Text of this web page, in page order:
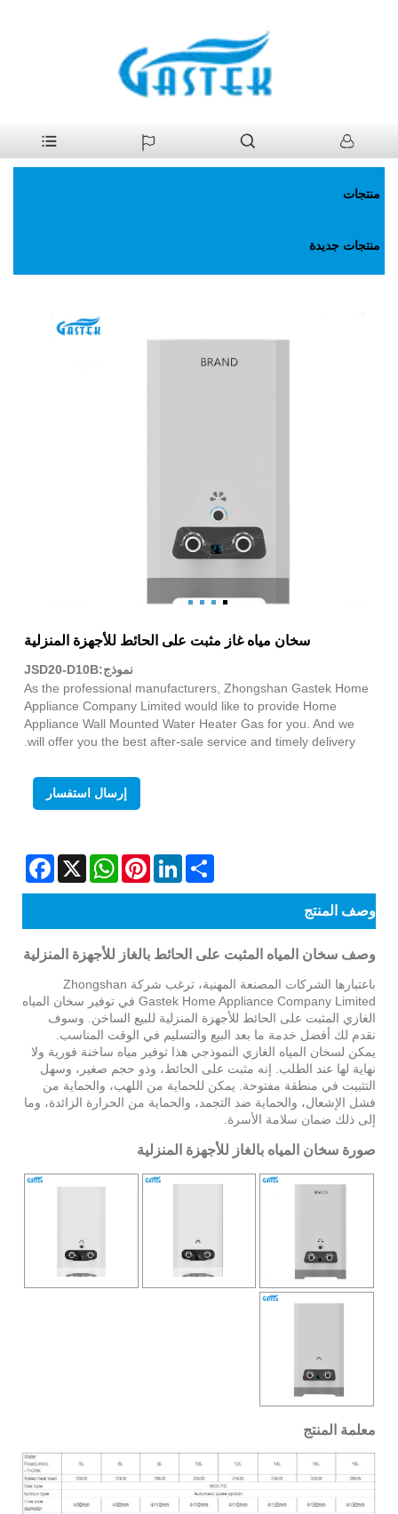
سخان مياه غاز
منتجات
منتجات جديدة
سخان مياه غاز مثبت على الحائط للأجهزة المنزلية
نموذج:JSD20-D10B
As the professional manufacturers, Zhongshan Gastek Home
Appliance Company Limited would like to provide Home
Appliance Wall Mounted Water Heater Gas for you. And we
will offer you the best after-sale service and timely delivery.
إرسال استفسار
X
WhatsAppPinterestLinkedInShare
وصف المنتج
وصف سخان المياه المثبت على الحائط بالغاز للأجهزة المنزلية
باعتبارها الشركات المصنعة المهنية، ترغب شركة Zhongshan
Gastek Home Appliance Company Limited في توفير سخان المياه
الغازي المثبت على الحائط للأجهزة المنزلية للبيع الساخن. وسوف
نقدم لك أفضل خدمة ما بعد البيع والتسليم في الوقت المناسب.
يمكن لسخان المياه الغازي النموذجي هذا توفير مياه ساخنة فورية ولا
نهاية لها عند الطلب. إنه مثبت على الحائط، وذو حجم صغير، وسهل
التثبيت في منطقة مفتوحة. يمكن للحماية من اللهب، والحماية من
فشل الإشعال، والحماية ضد التجمد، والحماية من الحرارة الزائدة، وما
إلى ذلك ضمان سلامة الأسرة.
صورة سخان المياه بالغاز للأجهزة المنزلية
معلمة المنتج